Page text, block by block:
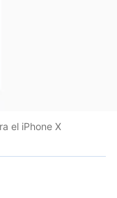
el iPhone X